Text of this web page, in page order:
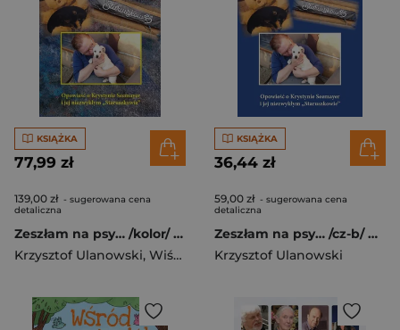
KSIĄŻKA
77,99 zł
139,00 zł - sugerowana cena
detaliczna
Zeszłam na psy… /kolor/ Opowieść o Krystynie Seemayer i jej niezwykłym „Staruszkowie” /wyd. z kolorową wkładką/
Krzysztof Ulanowski, Wiśniewska Paulina Maria
KSIĄŻKA
36,44 zł
59,00 zł - sugerowana cena
detaliczna
Zeszłam na psy… /cz-b/ Opowieść o Krystynie Seemayer i jej niezwykłym „Staruszkowie” /wyd. czarno-białe/
Krzysztof Ulanowski